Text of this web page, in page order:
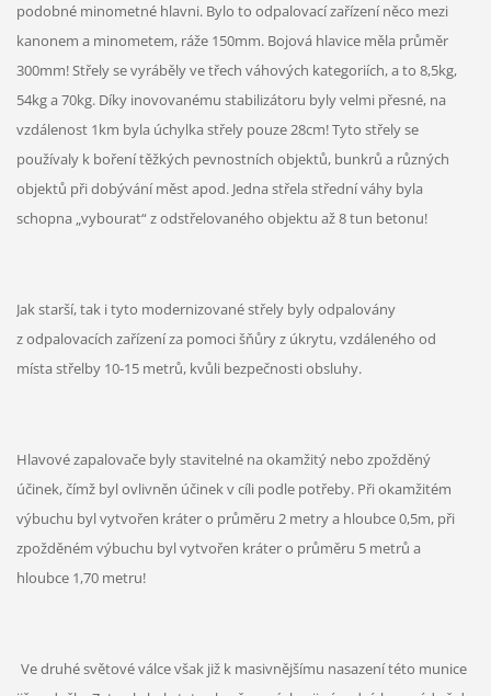
podobné minometné hlavni. Bylo to odpalovací zařízení něco mezi
kanonem a minometem, ráže 150mm. Bojová hlavice měla průměr
300mm! Střely se vyráběly ve třech váhových kategoriích, a to 8,5kg,
54kg a 70kg. Díky inovovanému stabilizátoru byly velmi přesné, na
vzdálenost 1km byla úchylka střely pouze 28cm! Tyto střely se
používaly k boření těžkých pevnostních objektů, bunkrů a různých
objektů při dobývání měst apod. Jedna střela střední váhy byla
schopna „vybourat“ z odstřelovaného objektu až 8 tun betonu!
Jak starší, tak i tyto modernizované střely byly odpalovány
z odpalovacích zařízení za pomoci šňůry z úkrytu, vzdáleného od
místa střelby 10-15 metrů, kvůli bezpečnosti obsluhy.
Hlavové zapalovače byly stavitelné na okamžitý nebo zpožděný
účinek, čímž byl ovlivněn účinek v cíli podle potřeby. Při okamžitém
výbuchu byl vytvořen kráter o průměru 2 metry a hloubce 0,5m, při
zpožděném výbuchu byl vytvořen kráter o průměru 5 metrů a
hloubce 1,70 metru!
Ve druhé světové válce však již k masivnějšímu nasazení této munice